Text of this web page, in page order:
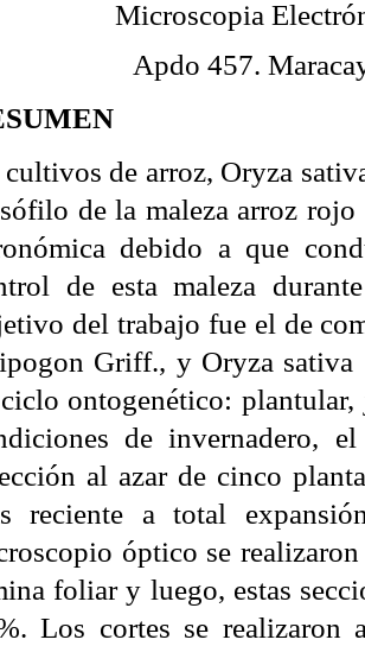
Microscopia
Apdo 457.
de arroz, Oryza
de la maleza arroz
debido a que
de esta maleza
del trabajo fue el de
Griff., y Oryza sativa
ontogenético:
de invernadero,
al azar de cinco
reciente a total
óptico se
foliar y luego, estas
Los cortes se realizaron